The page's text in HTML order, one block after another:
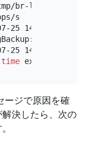
br-log-
s
25 14:46:50.118
14:54:44.467
time exceeds:
ージで原因を確
決したら、次の